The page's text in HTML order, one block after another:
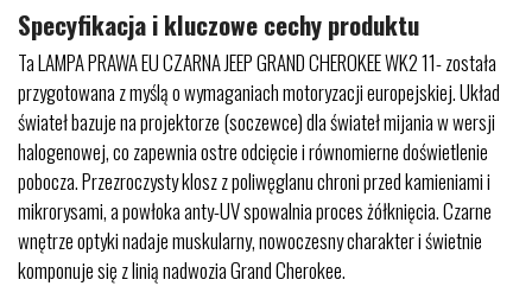
Specyfikacja i kluczowe cechy produktu
Ta LAMPA PRAWA EU CZARNA JEEP GRAND CHEROKEE WK2 11- została
przygotowana z myślą o wymaganiach motoryzacji europejskiej. Układ
świateł bazuje na projektorze (soczewce) dla świateł mijania w wersji
halogenowej, co zapewnia ostre odcięcie i równomierne doświetlenie
pobocza. Przezroczysty klosz z poliwęglanu chroni przed kamieniami i
mikrorysami, a powłoka anty-UV spowalnia proces żółknięcia. Czarne
wnętrze optyki nadaje muskularny, nowoczesny charakter i świetnie
komponuje się z linią nadwozia Grand Cherokee.